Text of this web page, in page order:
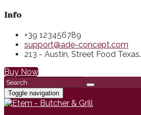
Info
+39 123456789
support@ade-concept.com
213 - Austin, Street Food Texas.
Buy Now
Toggle navigation